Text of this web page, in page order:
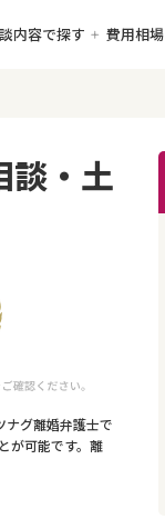
内容で探す 費用相場
談・土
ナグ離婚弁護士で
が可能です。離